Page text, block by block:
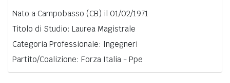
Nato a Campobasso (CB) il 01/02/1971
Titolo di Studio: Laurea Magistrale
Categoria Professionale: Ingegneri
Partito/Coalizione: Forza Italia - Ppe